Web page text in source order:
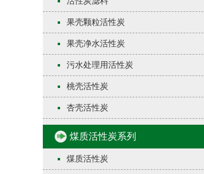
果壳颗粒活性炭
果壳净水活性炭
污水处理用活性炭
桃壳活性炭
杏壳活性炭
煤质活性炭系列
煤质活性炭